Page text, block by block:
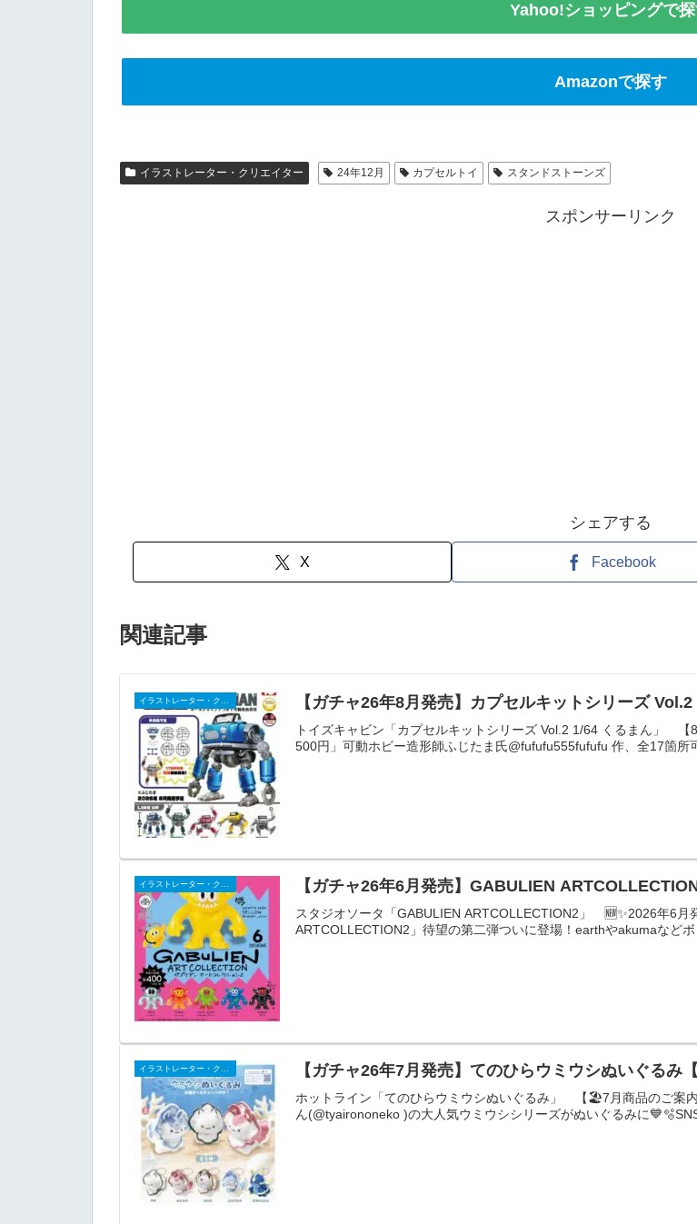
Yahoo!ショッピングで
Amazonで探す
イラストレーター・クリエイター 24年12月 カプセルトイ スタンドストーンズ
スポンサーリンク
シェアする
X Facebook
関連記事
【ガチャ26年8月発売】カプセルキットシリーズ
トイズキャビン「カプセルキットシリーズ Vol.2 1/64 くるまん」
500円」可動ホビー造形師ふじたま氏@fufufu555fufufu 作、全17箇所
イラストレーター・クリエイター 【ガチャ26年6月発売】GABULIEN
スタジオソータ「GABULIEN ARTCOLLECTION2」 🆕✨2026年6月
ARTCOLLECTION2」待望の第二弾ついに登場！earthやakumaなど
【ガチャ26年7月発売】てのひらウミウシぬいぐるみ
ホットライン「てのひらウミウシぬいぐるみ」 【🏖7月商品のご案
ん(@tyairononeko )の大人気ウミウシシリーズがぬいぐるみに